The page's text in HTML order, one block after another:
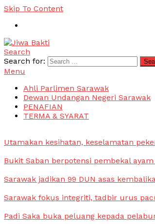
Skip To Content
Jiwa Bakti
Suara PBB Sarawak
Search
Search for:
Menu
Ahli Parlimen Sarawak
Dewan Undangan Negeri Sarawak
PENAFIAN
TERMA & SYARAT
Utamakan kesihatan, keselamatan
Bukit Saban berpotensi pembekal
Sarawak jadikan 99 DUN asas
Sarawak fokus integriti, tadbir urus
Padi Saka buka peluang kepada